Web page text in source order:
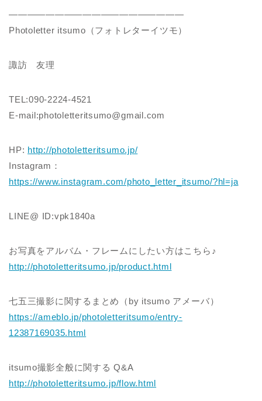
———————————————————
Photoletter itsumo（フォトレターイツモ）
諏訪 友理
TEL:090-2224-4521
E-mail:photoletteritsumo@gmail.com
HP: http://photoletteritsumo.jp/
Instagram：
https://www.instagram.com/photo_letter_itsumo/?hl=ja
LINE@ ID:vpk1840a
お写真をアルバム・フレームにしたい方はこちら♪
http://photoletteritsumo.jp/product.html
七五三撮影に関するまとめ（by itsumo アメーバ）
https://ameblo.jp/photoletteritsumo/entry-
12387169035.html
itsumo撮影全般に関する Q&A
http://photoletteritsumo.jp/flow.html